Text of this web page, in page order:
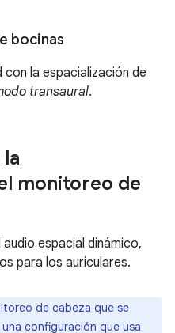
bocinas
la espacialización de
transaural.
monitoreo de
espacial dinámico,
para los auriculares.
de cabeza que se
configuración que usa